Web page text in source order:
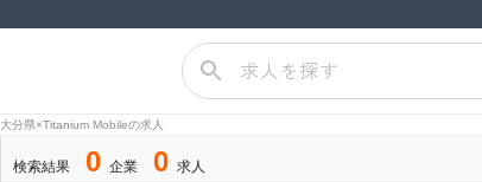
求人を探す
大分県×Titanium Mobileの求人
検索結果 0 企業 0 求人